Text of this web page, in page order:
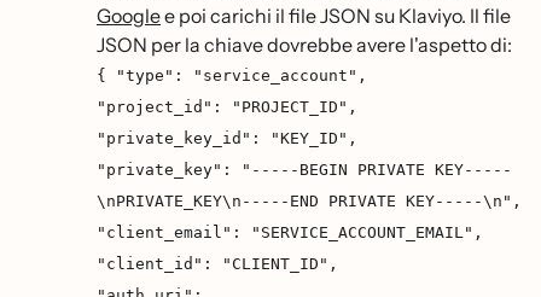
Googlee poi carichi il file JSON su Klaviyo. Il file
JSON per la chiave dovrebbe avere l'aspetto di:
{ "type": "service_account",
"project_id": "PROJECT_ID",
"private_key_id": "KEY_ID",
"private_key": "-----BEGIN PRIVATE KEY-----
\nPRIVATE_KEY\n-----END PRIVATE KEY-----\n",
"client_email": "SERVICE_ACCOUNT_EMAIL",
"client_id": "CLIENT_ID",